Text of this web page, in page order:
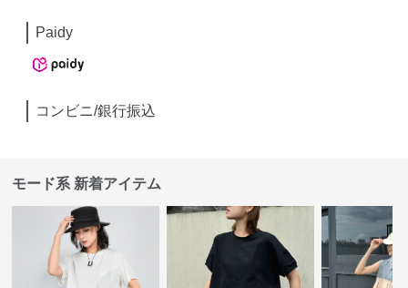
Paidy
コンビニ/銀行振込
モード系 新着アイテム